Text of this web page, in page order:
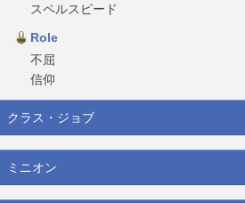
スペルスピード
Role
不屈
信仰
クラス・ジョブ
ミニオン